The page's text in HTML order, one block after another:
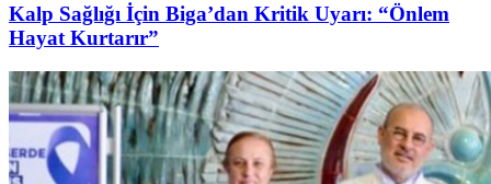
Kalp Sağlığı İçin Biga’dan Kritik Uyarı: “Önlem
Hayat Kurtarır”